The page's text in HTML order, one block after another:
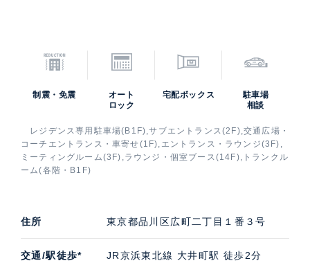
制震・免震
オート
ロック
宅配ボックス
駐車場
相談
レジデンス専用駐車場(B1F),サブエントランス(2F),交通広場・
コーチエントランス・車寄せ(1F),エントランス・ラウンジ(3F),
ミーティングルーム(3F),ラウンジ・個室ブース(14F),トランクル
ーム(各階・B1F)
住所 東京都品川区広町二丁目１番３号
交通/駅徒歩*
JR京浜東北線 大井町駅 徒歩2分